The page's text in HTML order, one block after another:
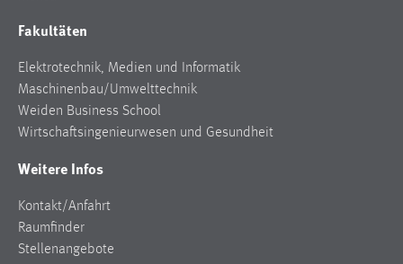
Fakultäten
Elektrotechnik, Medien und Informatik
Maschinenbau/Umwelttechnik
Weiden Business School
Wirtschaftsingenieurwesen und Gesundheit
Weitere Infos
Kontakt/Anfahrt
Raumfinder
Stellenangebote
STATISTIK
Statistik Cookies erfassen Informationen anonym.
Diese Informationen helfen uns zu verstehen, wie
unsere Besucher unsere Website nutzen.
_pk_ref, _pk_cvar, _pk_id, _pk_ses
Zweck: